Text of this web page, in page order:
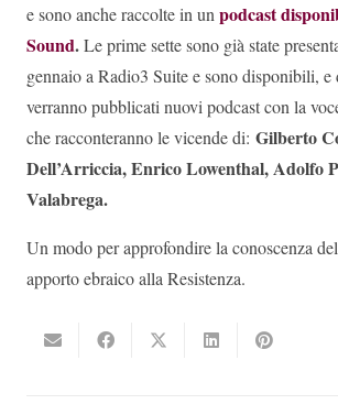
e sono anche raccolte in unpodcast
Sound.Le prime sette sono già state
gennaio a Radio3 Suite e sono disponibili,
verranno pubblicati nuovi podcast con la
che racconteranno le vicende di: Gilberto
Dell’Arriccia, Enrico Lowenthal, Adolfo
Valabrega.
Un modo per approfondire la conoscenza
apporto ebraico alla Resistenza.